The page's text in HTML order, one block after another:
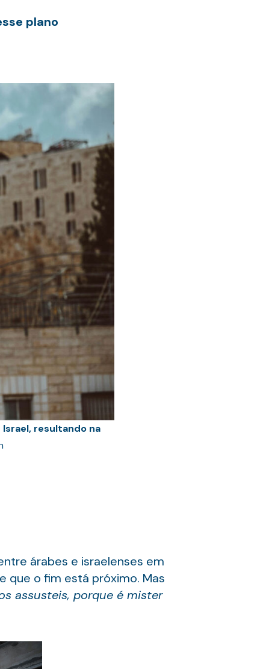
plano
resultando na
árabes e israelenses em
que o fim está próximo. Mas
assusteis, porque é mister